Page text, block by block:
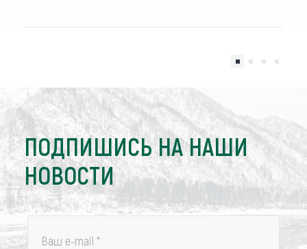
ПОДПИШИСЬ НА НАШИ
НОВОСТИ
Ваш e-mail *